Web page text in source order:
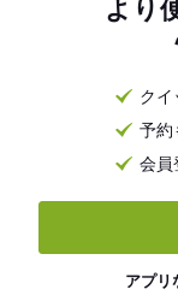
より
クイ
予約
会員
アプリ